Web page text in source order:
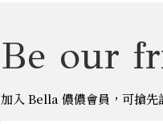
Be our
加入 Bella 儂儂會員，可搶先